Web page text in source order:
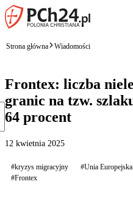
Strona główna Wiadomości
Frontex: liczba
granic na tzw.
64 procent
12 kwietnia 2025
#kryzys migracyjny #Unia Europejska
#Frontex